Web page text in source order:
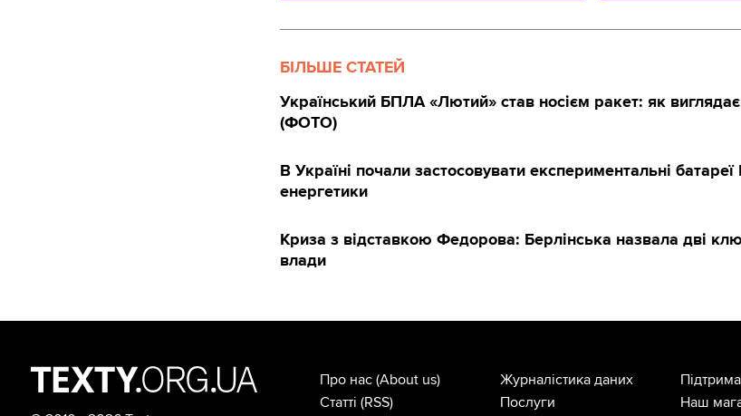
БІЛЬШЕ СТАТЕЙ
Український БПЛА «Лютий» став носієм ракет: як
(ФОТО)
В Україні почали застосовувати експериментальні
енергетики
Криза з відставкою Федорова: Берлінська назвала дві
влади
Про нас (About us)
Статті (RSS)
Журналістика даних
Послуги
Наш